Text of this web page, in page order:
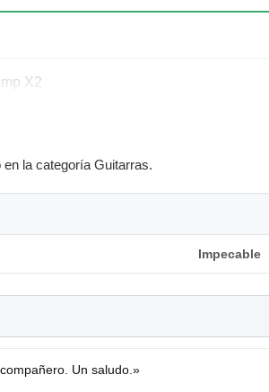
X2
la categoría Guitarras.
Impecable
Un saludo.»